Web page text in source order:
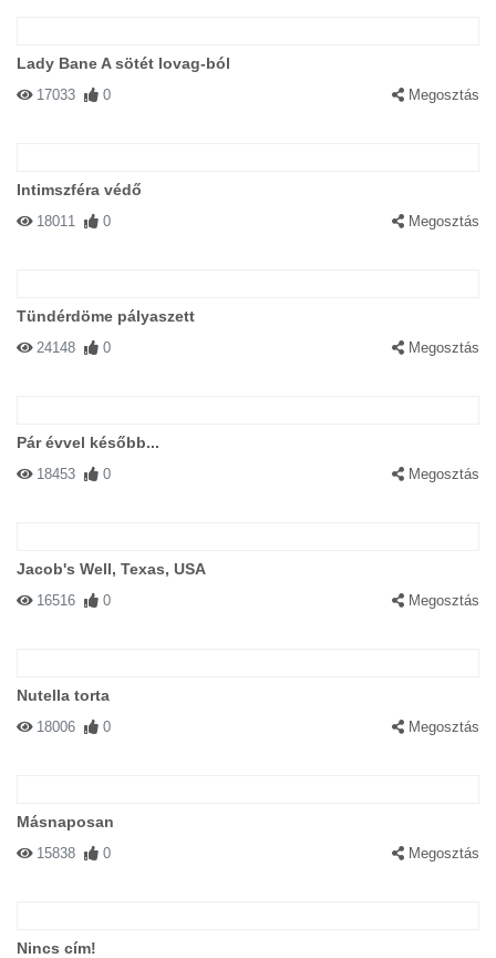
Lady Bane A sötét lovag-ból
17033 0 Megosztás
Intimszféra védő
18011 0 Megosztás
Tündérdöme pályaszett
24148 0 Megosztás
Pár évvel később...
18453 0 Megosztás
Jacob's Well, Texas, USA
16516 0 Megosztás
Nutella torta
18006 0 Megosztás
Másnaposan
15838 0 Megosztás
Nincs cím!